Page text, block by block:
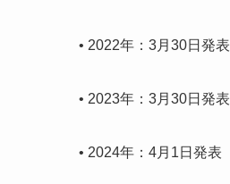
• 2022年：3月30日発表
• 2023年：3月30日発表
• 2024年：4月1日発表